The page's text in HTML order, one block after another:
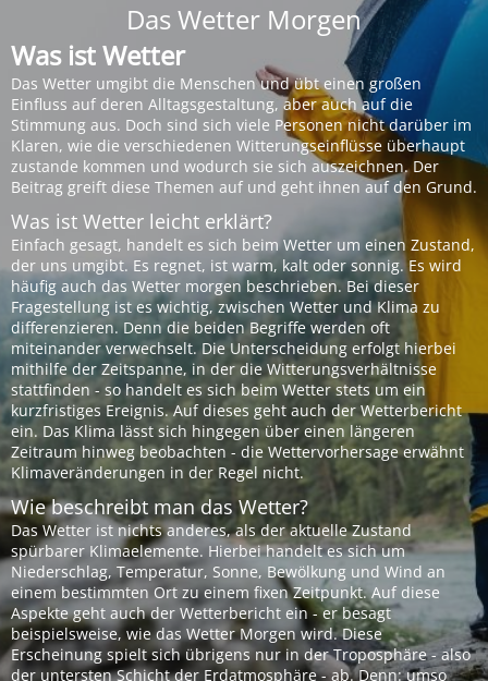
Das Wetter Morgen
Was ist Wetter
Das Wetter umgibt die Menschen und übt einen großen
Einfluss auf deren Alltagsgestaltung, aber auch auf die
Stimmung aus. Doch sind sich viele Personen nicht darüber im
Klaren, wie die verschiedenen Witterungseinflüsse überhaupt
zustande kommen und wodurch sie sich auszeichnen. Der
Beitrag greift diese Themen auf und geht ihnen auf den Grund.
Was ist Wetter leicht erklärt?
Einfach gesagt, handelt es sich beim Wetter um einen Zustand,
der uns umgibt. Es regnet, ist warm, kalt oder sonnig. Es wird
häufig auch das Wetter morgen beschrieben. Bei dieser
Fragestellung ist es wichtig, zwischen Wetter und Klima zu
differenzieren. Denn die beiden Begriffe werden oft
miteinander verwechselt. Die Unterscheidung erfolgt hierbei
mithilfe der Zeitspanne, in der die Witterungsverhältnisse
stattfinden - so handelt es sich beim Wetter stets um ein
kurzfristiges Ereignis. Auf dieses geht auch der Wetterbericht
ein. Das Klima lässt sich hingegen über einen längeren
Zeitraum hinweg beobachten - die Wettervorhersage erwähnt
Klimaveränderungen in der Regel nicht.
Wie beschreibt man das Wetter?
Das Wetter ist nichts anderes, als der aktuelle Zustand
spürbarer Klimaelemente. Hierbei handelt es sich um
Niederschlag, Temperatur, Sonne, Bewölkung und Wind an
einem bestimmten Ort zu einem fixen Zeitpunkt. Auf diese
Aspekte geht auch der Wetterbericht ein - er besagt
beispielsweise, wie das Wetter Morgen wird. Diese
Erscheinung spielt sich übrigens nur in der Troposphäre - also
der untersten Schicht der Erdatmosphäre - ab. Denn: umso